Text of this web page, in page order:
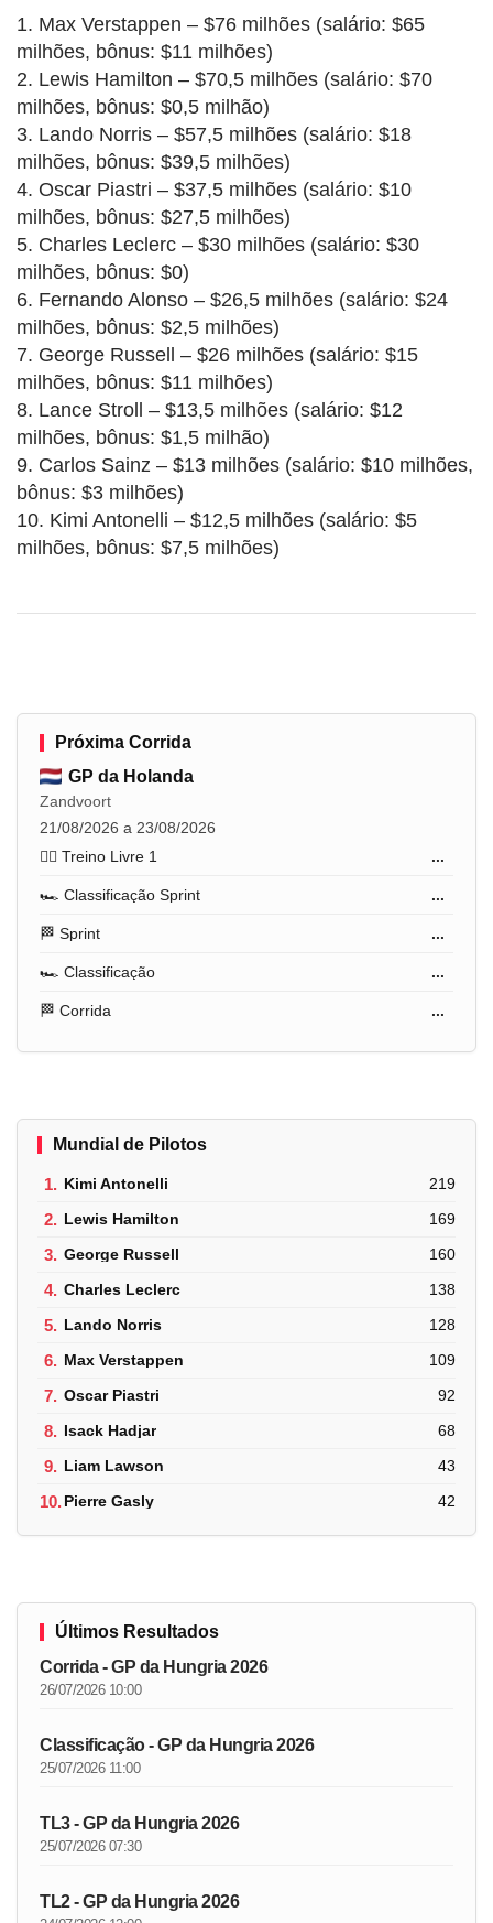
1. Max Verstappen – $76 milhões (salário: $65
milhões, bônus: $11 milhões)
2. Lewis Hamilton – $70,5 milhões (salário: $70
milhões, bônus: $0,5 milhão)
3. Lando Norris – $57,5 milhões (salário: $18
milhões, bônus: $39,5 milhões)
4. Oscar Piastri – $37,5 milhões (salário: $10
milhões, bônus: $27,5 milhões)
5. Charles Leclerc – $30 milhões (salário: $30
milhões, bônus: $0)
6. Fernando Alonso – $26,5 milhões (salário: $24
milhões, bônus: $2,5 milhões)
7. George Russell – $26 milhões (salário: $15
milhões, bônus: $11 milhões)
8. Lance Stroll – $13,5 milhões (salário: $12
milhões, bônus: $1,5 milhão)
9. Carlos Sainz – $13 milhões (salário: $10 milhões,
bônus: $3 milhões)
10. Kimi Antonelli – $12,5 milhões (salário: $5
milhões, bônus: $7,5 milhões)
Próxima Corrida
GP da Holanda
Zandvoort
21/08/2026 a 23/08/2026
🏋️‍♂️ Treino Livre 1
...
🏎️ Classificação Sprint ...
🏁 Sprint ...
🏎️ Classificação ...
🏁 Corrida ...
Mundial de Pilotos
1. Kimi Antonelli 219
2. Lewis Hamilton 169
3. George Russell 160
4. Charles Leclerc 138
5. Lando Norris 128
6. Max Verstappen 109
7. Oscar Piastri 92
8. Isack Hadjar 68
9. Liam Lawson 43
10.Pierre Gasly 42
Últimos Resultados
Corrida - GP da Hungria 2026
26/07/2026 10:00
Classificação - GP da Hungria 2026
25/07/2026 11:00
TL3 - GP da Hungria 2026
25/07/2026 07:30
TL2 - GP da Hungria 2026